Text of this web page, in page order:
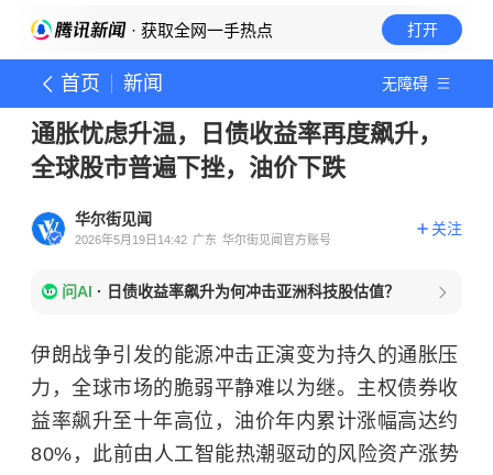
· 获取全网一手热点 打开
首页 新闻 无障碍
通胀忧虑升温，日债收益率再度飙升，
全球股市普遍下挫，油价下跌
华尔街见闻
2026年5月19日14:42 广东 华尔街见闻官方账号
关注
问AI · 日债收益率飙升为何冲击亚洲科技股估值？
伊朗战争引发的能源冲击正演变为持久的通胀压
力，全球市场的脆弱平静难以为继。主权债券收
益率飙升至十年高位，油价年内累计涨幅高达约
80%，此前由人工智能热潮驱动的风险资产涨势